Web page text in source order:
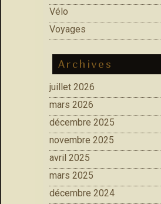
Vélo
Voyages
Archives
juillet 2026
mars 2026
décembre 2025
novembre 2025
avril 2025
mars 2025
décembre 2024